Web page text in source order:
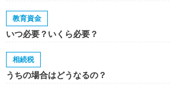
教育資金
いつ必要？いくら必要？
相続税
うちの場合はどうなるの？